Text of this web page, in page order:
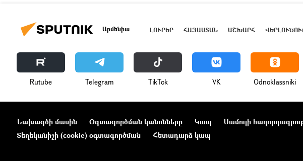
Արմենիա ԼՈՒՐԵՐ ՀԱՅԱՍՏԱՆ ԱՇԽԱՐՀ
Rutube Telegram ТikТоk VK Odnoklassniki
Նախագծի մասին Օգտագործման կանոնները Կապ Մամուլի
Տեղեկանիշի (cookie) օգտագործման
Հետադարձ կապ